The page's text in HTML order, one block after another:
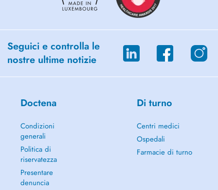
Seguici e controlla le
nostre ultime notizie
Doctena
Condizioni
generali
Politica di
riservatezza
Presentare
denuncia
Di turno
Centri medici
Ospedali
Farmacie di turno